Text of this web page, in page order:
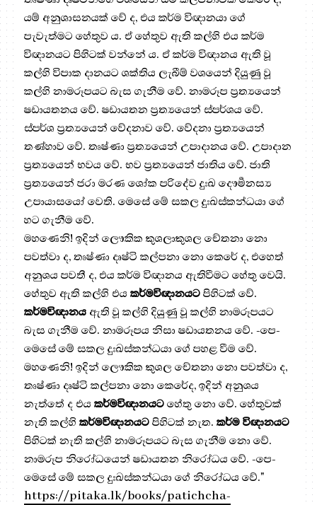
යම් අනුශාසනයක් වේ ද, එය කර්ම විඥානයා ගේ
පැවැත්මට හේතුව ය. ඒ හේතුව ඇති කල්හි එය කර්ම
විඥානයට පිහිටක් වන්නේ ය. ඒ කර්ම විඥානය ඇති වූ
කල්හි විපාක දානයට ශක්තිය ලැබීම් වශයෙන් දියුණු වූ
කල්හි නාමරූපයට බැස ගැනීම වේ. නාමරූප ප්‍ර‍ත්‍යයෙන්
ෂඩායතනය වේ. ෂඩායතන ප්‍ර‍ත්‍යයෙන් ස්පර්ශය වේ.
ස්පර්ශ ප්‍ර‍ත්‍යයෙන් වේදනාව වේ. වේදනා ප්‍ර‍ත්‍යයෙන්
තණ්හාව වේ. තෘෂ්ණා ප්‍ර‍ත්‍යයෙන් උපාදානය වේ. උපාදාන
ප්‍ර‍ත්‍යයෙන් භවය වේ. භව ප්‍ර‍ත්‍යයෙන් ජාතිය වේ. ජාති
ප්‍ර‍ත්‍යයෙන් ජරා මරණ ශෝක පරිදේව දුඃඛ දෞර්‍මනස්‍ය
උපායාසයෝ වෙති. මෙසේ මේ සකල දුඃඛස්කන්ධයා ගේ
හට ගැනීම වේ.
මහණෙනි! ඉදින් ලෞකික කුශලාකුශල චේතනා නො
පවත්වා ද, තෘෂ්ණා දෘෂ්ටි කල්පනා නො කෙරේ ද, එහෙත්
අනුශය පවතී ද, එය කර්ම විඥානය ඇතිවීමට හේතු වෙයි.
හේතුව ඇති කල්හි එයකර්මවිඥානයටපිහිටක් වේ.
කර්මවිඥානය ඇති වූ කල්හි දියුණු වූ කල්හි නාමරූපයට
බැස ගැනීම වේ. නාමරූපය නිසා ෂඩායතනය වේ. -පෙ-
මෙසේ මේ සකල දුඃඛස්කන්ධයා ගේ පහළ වීම වේ.
මහණෙනි! ඉදින් ලෞකික කුශල චේතනා නො පවත්වා ද,
තෘෂ්ණා දෘෂ්ටි කල්පනා නො කෙරේද, ඉදින් අනුශය
නැත්තේ ද එයකර්මවිඥානයටහේතු නො වේ. හේතුවක්
නැති කල්හිකර්මවිඥානයටපිහිටක් නැත.කර්ම විඥානයට
පිහිටක් නැති කල්හි නාමරූපයට බැස ගැනීම නො වේ.
නාමරූප නිරෝධයෙන් ෂඩායතන නිරෝධය වේ. -පෙ-
මෙසේ මේ සකල දුඃඛස්කන්ධයා ගේ නිරෝධය වේ."
https://pitaka.lk/books/patichcha-